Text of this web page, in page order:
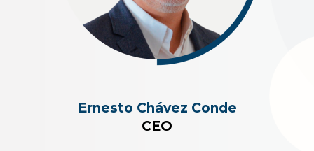
Ernesto Chávez Conde
CEO